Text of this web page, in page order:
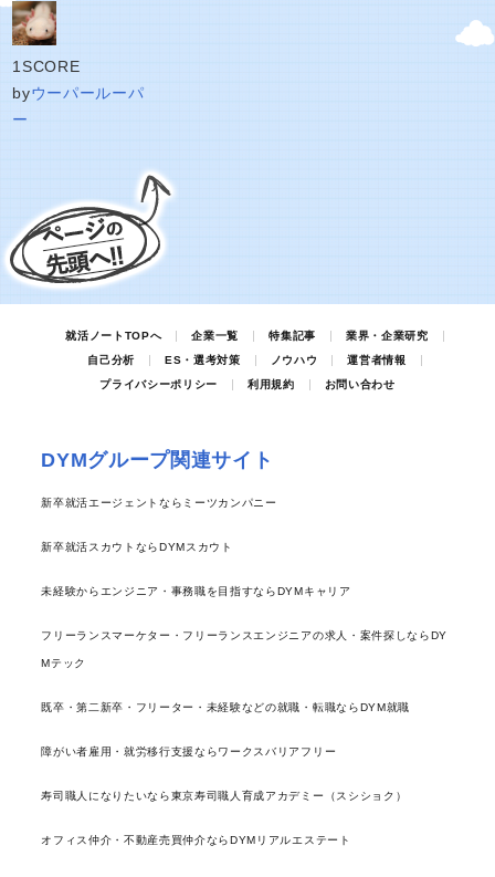
1 SCORE
byウーパールーパ
ー
就活ノートTOPへ 企業一覧 特集記事
業界・企業研究
自己分析
ES・選考対策 ノウハウ
運営者情報
プライバシーポリシー
利用規約 お問い合わせ
DYMグループ関連サイト
新卒就活エージェントならミーツカンパニー
新卒就活スカウトならDYMスカウト
未経験からエンジニア・事務職を目指すならDYMキャリア
フリーランスマーケター・フリーランスエンジニアの求人・案件探しならDY
Mテック
既卒・第二新卒・フリーター・未経験などの就職・転職ならDYM就職
障がい者雇用・就労移行支援ならワークスバリアフリー
寿司職人になりたいなら東京寿司職人育成アカデミー（スシショク）
オフィス仲介・不動産売買仲介ならDYMリアルエステート